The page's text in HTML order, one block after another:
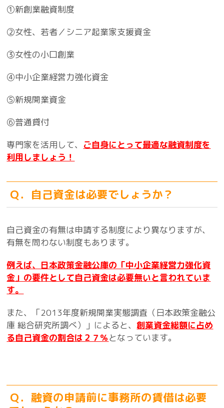
①新創業融資制度
②女性、若者／シニア起業家支援資金
③女性の小口創業
④中小企業経営力強化資金
⑤新規開業資金
⑥普通貸付
専門家を活用して、 ご自身にとって最適な融資制度を
利用しましょう！
Ｑ．自己資金は必要でしょうか？
自己資金の有無は申請する制度により異なりますが、
有無を問わない制度もあります。
例えば、日本政策金融公庫の「中小企業経営力強化資
金」の要件として自己資金は必要無いと言われていま
す。
また、「2013年度新規開業実態調査（日本政策金融公
庫 総合研究所調べ）」によると、創業資金総額に占め
る自己資金の割合は２７％となっています。
Ｑ．融資の申請前に事務所の賃借は必要